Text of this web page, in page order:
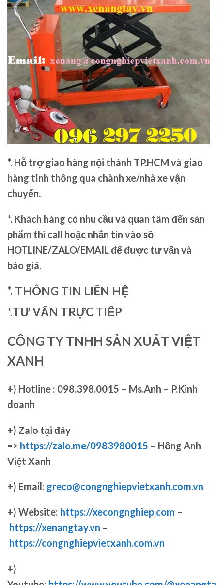
*. Hỗ trợ giao hàng nội thành TP.HCM và giao
hàng tỉnh thông qua chành xe/nhà xe vận
chuyển.
*. Khách hàng có nhu cầu và quan tâm đến sản
phẩm thì call hoặc nhắn tin vào số
HOTLINE/ZALO/EMAIL để được tư vấn và
báo giá.
*. THÔNG TIN LIÊN HỆ
*.TƯ VẤN TRỰC TIẾP
CÔNG TY TNHH SẢN XUẤT VIỆT
XANH
+) Hotline : 098.398.0015 – Ms.Anh – P.Kinh
doanh
+) Zalo tại đây
=> https://zalo.me/0983980015 – Hồng Anh
Việt Xanh
+) Email: greco@congnghiepvietxanh.com.vn
+) Website: https://xecongnghiep.com –
https://xenangtay.vn –
https://congnghiepvietxanh.com.vn
+)